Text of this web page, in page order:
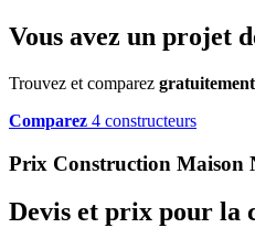
Vous avez un projet
Trouvez et comparez gratuitement
Comparez 4 constructeurs
Prix Construction Maison
Devis et prix pour la